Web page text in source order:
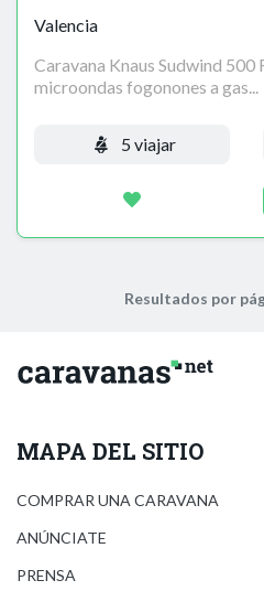
Valencia
Caravana Knaus Sudwind 500
microondas fogonones a gas...
5 viajar
Resultados por
MAPA DEL SITIO
COMPRAR UNA CARAVANA
ANÚNCIATE
PRENSA